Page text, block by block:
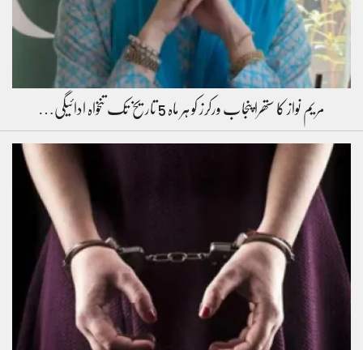
مریم نواز کا ستھرا پنجاب ورکرز کو ہر ماہ 5 تاریخ تک تنخواہ ادائیگی…